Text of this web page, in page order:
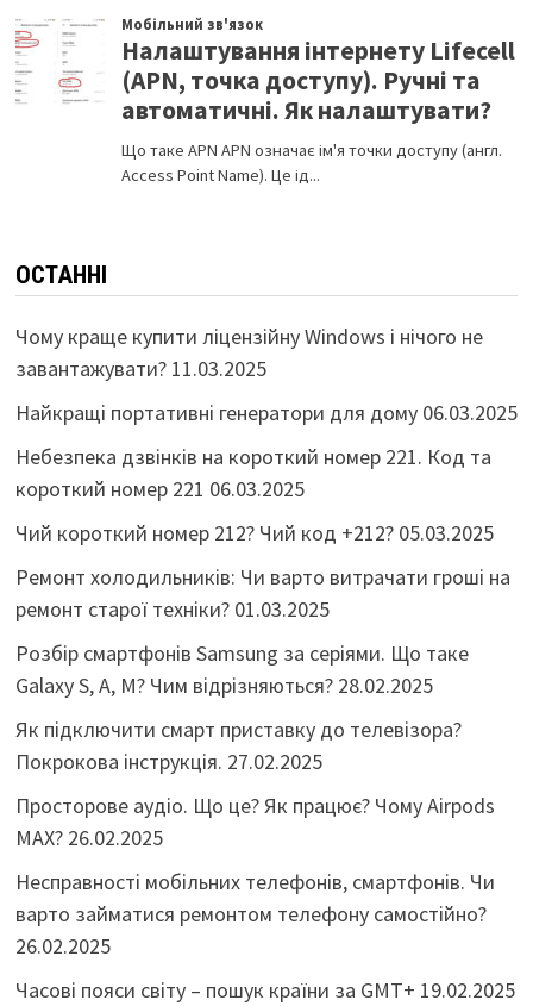
ОСТАННІ
Чому краще купити ліцензійну Windows і нічого не
завантажувати? 11.03.2025
Найкращі портативні генератори для дому 06.03.2025
Небезпека дзвінків на короткий номер 221. Код та
короткий номер 221 06.03.2025
Чий короткий номер 212? Чий код +212? 05.03.2025
Ремонт холодильників: Чи варто витрачати гроші на
ремонт старої техніки? 01.03.2025
Розбір смартфонів Samsung за серіями. Що таке
Galaxy S, A, M? Чим відрізняються? 28.02.2025
Як підключити смарт приставку до телевізора?
Покрокова інструкція. 27.02.2025
Просторове аудіо. Що це? Як працює? Чому Airpods
MAX? 26.02.2025
Несправності мобільних телефонів, смартфонів. Чи
варто займатися ремонтом телефону самостійно?
26.02.2025
Часові пояси світу – пошук країни за GMT+ 19.02.2025